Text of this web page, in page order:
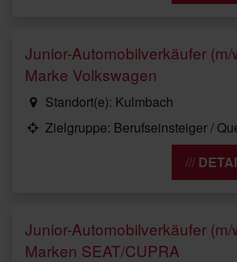
Junior-Automobilverkäufer (m/
Marke Volkswagen
Standort(e): Kulmbach
Zielgruppe: Berufseinsteiger /
Junior-Automobilverkäufer (m/
Marken SEAT/CUPRA